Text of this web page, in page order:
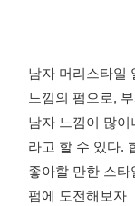
남자 머리스타일
느낌의 펌으로,
남자 느낌이 많
라고 할 수 있다.
좋아할 만한 스
펌에 도전해보자